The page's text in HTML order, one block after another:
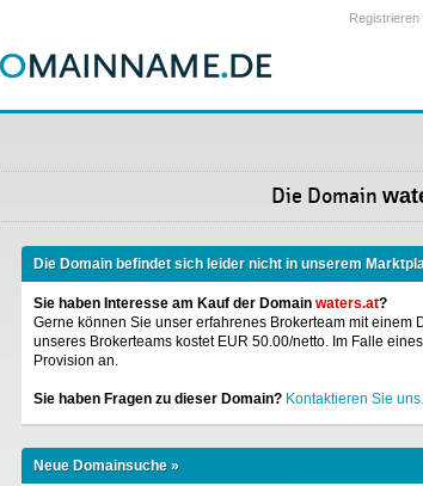
Registrieren
Die Domain
Die Domain befindet sich leider nicht in unserem
Sie haben Interesse am Kauf der Domain waters.at?
Gerne können Sie unser erfahrenes Brokerteam mit einem
unseres Brokerteams kostet EUR 50.00/netto. Im Falle
Provision an.
Sie haben Fragen zu dieser Domain? Kontaktieren Sie uns.
Neue Domainsuche »